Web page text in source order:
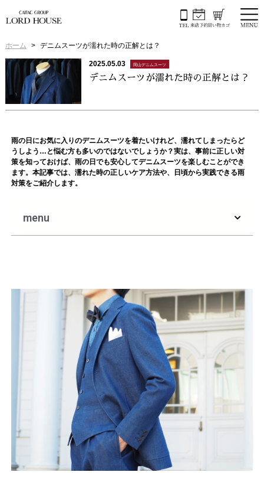
ホーム デニムスーツが濡れた時の正解とは？
2025.05.03 岡山デニムスーツ
デニムスーツが濡れた時の正解とは？
雨の日にお気に入りのデニムスーツを着たいけれど、濡れてしまったらど
うしよう…と悩む方も多いのではないでしょうか？実は、事前に正しい対
策を知っておけば、雨の日でも安心してデニムスーツを楽しむことができ
ます。本記事では、濡れた時の正しいケア方法や、日頃から実践できる雨
対策をご紹介します。
menu